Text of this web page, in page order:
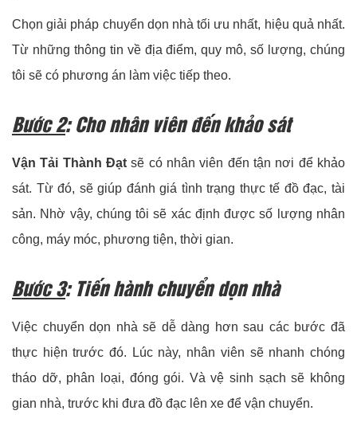
Chọn giải pháp chuyển dọn nhà tối ưu nhất, hiệu quả nhất.
Từ những thông tin về địa điểm, quy mô, số lượng, chúng
tôi sẽ có phương án làm việc tiếp theo.
Bước 2: Cho nhân viên đến khảo sát
Vận Tải Thành Đạt sẽ có nhân viên đến tận nơi để khảo
sát. Từ đó, sẽ giúp đánh giá tình trạng thực tế đồ đạc, tài
sản. Nhờ vậy, chúng tôi sẽ xác định được số lượng nhân
công, máy móc, phương tiện, thời gian.
Bước 3: Tiến hành chuyển dọn nhà
Việc chuyển dọn nhà sẽ dễ dàng hơn sau các bước đã
thực hiện trước đó. Lúc này, nhân viên sẽ nhanh chóng
tháo dỡ, phân loại, đóng gói. Và vệ sinh sạch sẽ không
gian nhà, trước khi đưa đồ đạc lên xe để vận chuyển.